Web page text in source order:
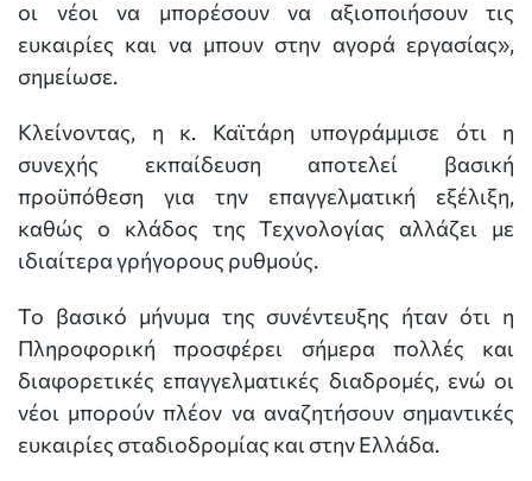
οι νέοι να μπορέσουν να αξιοποιήσουν τις
ευκαιρίες και να μπουν στην αγορά εργασίας»,
σημείωσε.
Κλείνοντας, η κ. Καϊτάρη υπογράμμισε ότι η
συνεχής εκπαίδευση αποτελεί βασική
προϋπόθεση για την επαγγελματική εξέλιξη,
καθώς ο κλάδος της Τεχνολογίας αλλάζει με
ιδιαίτερα γρήγορους ρυθμούς.
Το βασικό μήνυμα της συνέντευξης ήταν ότι η
Πληροφορική προσφέρει σήμερα πολλές και
διαφορετικές επαγγελματικές διαδρομές, ενώ οι
νέοι μπορούν πλέον να αναζητήσουν σημαντικές
ευκαιρίες σταδιοδρομίας και στην Ελλάδα.